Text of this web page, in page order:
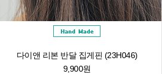
다이앤 리본 반달 집게핀 (23H046)
9,900원